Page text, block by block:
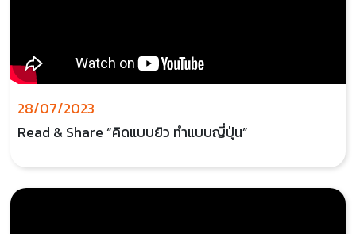
28/07/2023
Read & Share “คิดแบบยิว ทำแบบญี่ปุ่น”